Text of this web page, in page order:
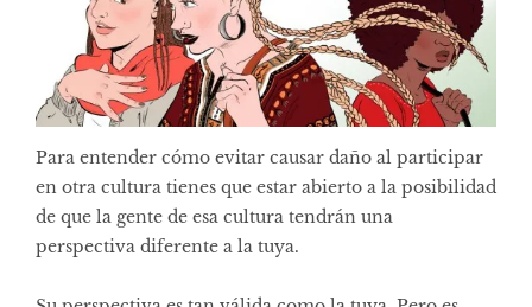
Para entender cómo evitar causar daño al participar
en otra cultura tienes que estar abierto a la posibilidad
de que la gente de esa cultura tendrán una
perspectiva diferente a la tuya.